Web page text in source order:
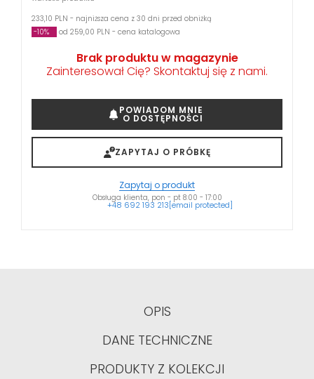
233,10 PLN - najniższa cena z 30 dni przed obniżką
-10%
od 259,00 PLN - cena katalogowa
Brak produktu w magazynie
Zainteresował Cię? Skontaktuj się z nami.
POWIADOM MNIE
O DOSTĘPNOŚCI
ZAPYTAJ O PRÓBKĘ
Zapytaj o produkt
Obsługa klienta, pon - pt 8:00 - 17:00
+48 692 193 213[email protected]
OPIS
DANE TECHNICZNE
PRODUKTY Z KOLEKCJI